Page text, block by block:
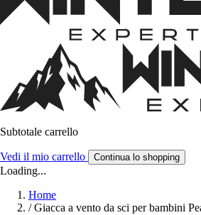
Subtotale carrello
Vedi il mio carrello Continua lo shopping
Loading...
Home
/ Giacca a vento da sci per bambini